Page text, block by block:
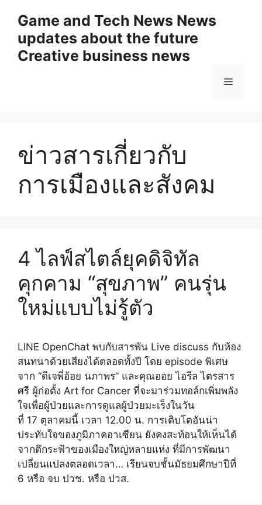
content
Game and Tech News News
updates about the future
Creative business news
Menu
ข่าวสารเกี่ยวกับ
การเมืองและสังคม
4 ไลฟ์สไตล์ยุคดิจิทัล
คุกคาม “สุขภาพ” คนรุ่น
ใหม่แบบไม่รู้ตัว
LINE OpenChat พบกับสารพัน Live discuss กับห้อง
สนทนาด้วยเสียงได้ตลอดทั้งปี โดย episode พิเศษ
จาก “ดีเจพี่อ้อย นภาพร” และคุณออย ไอรีล ไตรสาร
ศรี ผู้ก่อตั้ง Art for Cancer ที่จะมาร่วมทอล์กเพิ่มพลัง
ใจเพื่อผู้ป่วยและการดูแลผู้ป่วยมะเร็งในวัน
ที่ 17 ตุลาคมนี้ เวลา 12.00 น. การเติบโตอันน่า
ประทับใจของภูมิภาคอาเซียน ยังคงสะท้อนให้เห็นได้
จากตึกระฟ้าของเมืองใหญ่หลายแห่ง ที่มีการพัฒนา
เปลี่ยนแปลงตลอดเวลา… เรียนจบชั้นมัธยมศึกษาปีที่
6 หรือ จบ ปวช. หรือ ปวส.